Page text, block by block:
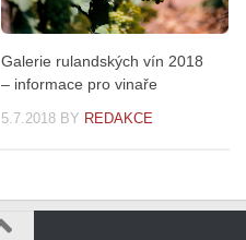
Galerie rulandských vín 2018
– informace pro vinaře
5.7.2018 BY REDAKCE